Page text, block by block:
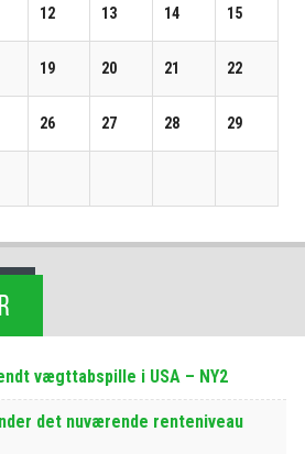
12 13 14 15
19 20 21 22
26 27 28 29
vægttabspille i USA – NY2
det nuværende renteniveau